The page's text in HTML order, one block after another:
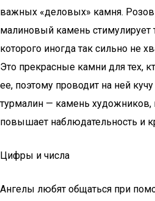
важных «деловых» камня.
малиновый камень
которого иногда так сильно не
Это прекрасные камни для тех,
ее, поэтому проводит на ней
турмалин — камень художников,
повышает наблюдательность и
Цифры и числа
Ангелы любят общаться при